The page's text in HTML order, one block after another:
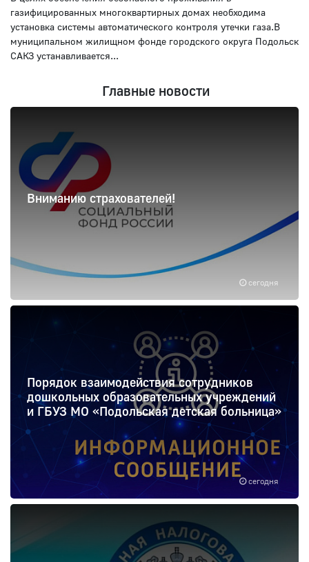
газифицированных многоквартирных домах необходима
установка системы автоматического контроля утечки газа.В
муниципальном жилищном фонде городского округа Подольск
САКЗ устанавливается...
Главные новости
сегодня
Вниманию страхователей!
сегодня
Порядок взаимодействия сотрудников
дошкольных образовательных учреждений
и ГБУЗ МО «Подольская детская больница»